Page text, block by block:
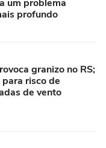
um problema
profundo
granizo no RS;
risco de
de vento